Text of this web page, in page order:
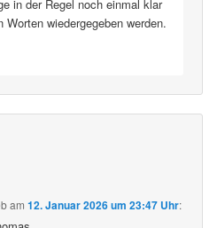
in der Regel noch einmal klar
Worten wiedergegeben werden.
am12. Januar 2026 um 23:47 Uhr: